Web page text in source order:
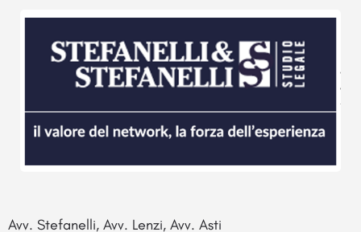
Avv. Stefanelli, Avv. Lenzi, Avv. Asti